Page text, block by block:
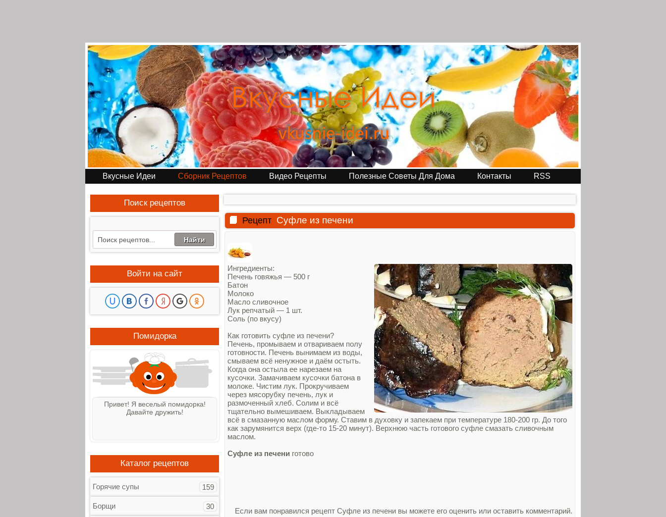
Вкусные Идеи Сборник Рецептов Видео Рецепты Полезные Советы Для Дома Контакты RSS
Рецепт Суфле из печени
Ингредиенты:
Печень говяжья — 500 г
Батон
Молоко
Масло сливочное
Лук репчатый — 1 шт.
Соль (по вкусу)
Как готовить суфле из печени?
Печень, промываем и отвариваем полу
готовности. Печень вынимаем из воды,
смываем всё ненужное и даём остыть.
Когда она остыла ее нарезаем на
кусочки. Замачиваем кусочки батона в
молоке. Чистим лук. Прокручиваем
через мясорубку печень, лук и
размоченный хлеб. Солим и всё
тщательно вымешиваем. Выкладываем
всё в смазанную маслом форму. Ставим в духовку и запекаем при температуре 180-200 гр. До того
как зарумянится верх (где-то 15-20 минут). Верхнюю часть готового суфле смазать сливочным
маслом.
Суфле из печени готово
Если вам понравился рецепт Суфле из печени вы можете его оценить или оставить комментарий.
Поиск рецептов
Войти на сайт
Помидорка
Привет! Я веселый помидорка!
Давайте дружить!
Каталог рецептов
Горячие супы 159
Борщи 30